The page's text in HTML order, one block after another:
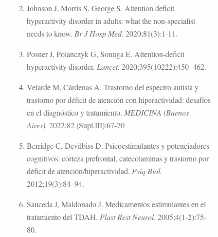
Johnson J, Morris S, George S. Attention deficit
hyperactivity disorder in adults: what the non-specialist
needs to know. Br J Hosp Med. 2020;81(3):1-11.
Posner J, Polanczyk G, Sonuga E. Attention-deficit
hyperactivity disorder. Lancet. 2020;395(10222):450–462.
Velarde M, Cárdenas A. Trastorno del espectro autista y
trastorno por déficit de atención con hiperactividad: desafíos
en el diagnóstico y tratamiento. MEDICINA (Buenos
Aires). 2022;82 (Supl.III):67-70
Berridge C, Devilbiss D. Psicoestimulantes y potenciadores
cognitivos: corteza prefrontal, catecolaminas y trastorno por
déficit de atención/hiperactividad. Psiq Biol.
2012;19(3):84–94.
Sauceda J, Maldonado J. Medicamentos estimulantes en el
tratamiento del TDAH. Plast Rest Neurol. 2005;4(1-2):75-
80.